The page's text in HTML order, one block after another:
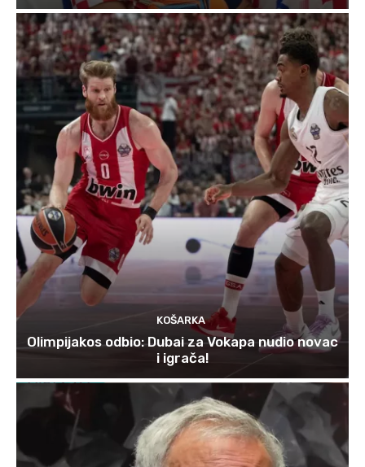
KOŠARKA
Olimpijakos odbio: Dubai za Vokapa nudio novac
i igrača!